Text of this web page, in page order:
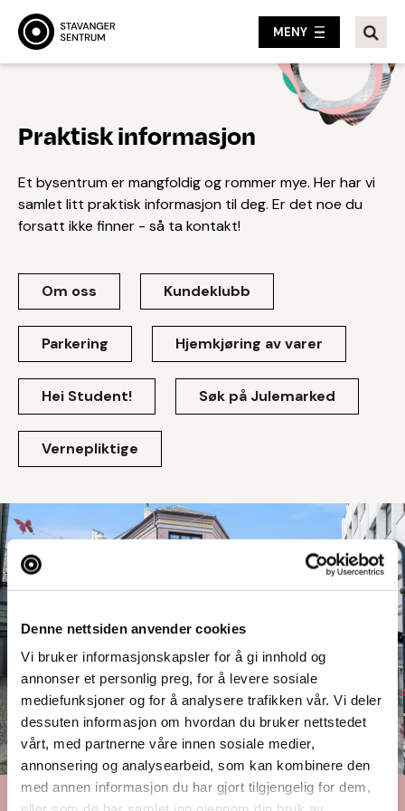
Denne nettsiden anvender cookies
Vi bruker informasjonskapsler for å gi innhold og
annonser et personlig preg, for å levere sosiale
mediefunksjoner og for å analysere trafikken vår. Vi deler
dessuten informasjon om hvordan du bruker nettstedet
vårt, med partnerne våre innen sosiale medier,
annonsering og analysearbeid, som kan kombinere den
med annen informasjon du har gjort tilgjengelig for dem,
MENY
Praktisk informasjon
Et bysentrum er mangfoldig og rommer mye. Her har vi
samlet litt praktisk informasjon til deg. Er det noe du
forsatt ikke finner - så ta kontakt!
Om oss Kundeklubb
Parkering Hjemkjøring av varer
Hei Student! Søk på Julemarked
Vernepliktige